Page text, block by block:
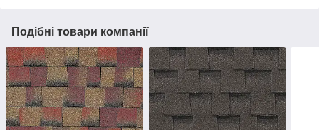
Подібні товари компанії